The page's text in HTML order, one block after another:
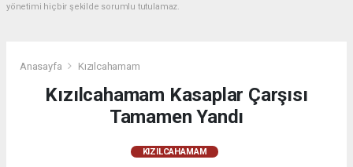
yönetimi hiçbir şekilde sorumlu tutulamaz.
Anasayfa Kızılcahamam
Kızılcahamam Kasaplar Çarşısı
Tamamen Yandı
KIZILCAHAMAM